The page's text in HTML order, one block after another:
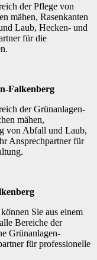
der Pflege von
mähen, Rasenkanten
Laub, Hecken- und
für die
Falkenberg
der Grünanlagen-
mähen,
von Abfall und Laub,
Ansprechpartner für
Sie aus einem
Bereiche der
Grünanlagen-
für professionelle